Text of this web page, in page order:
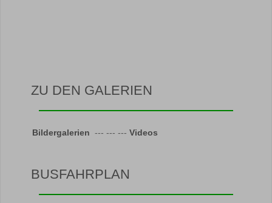
ZU DEN GALERIEN
Bildergalerien --- --- --- Videos
BUSFAHRPLAN